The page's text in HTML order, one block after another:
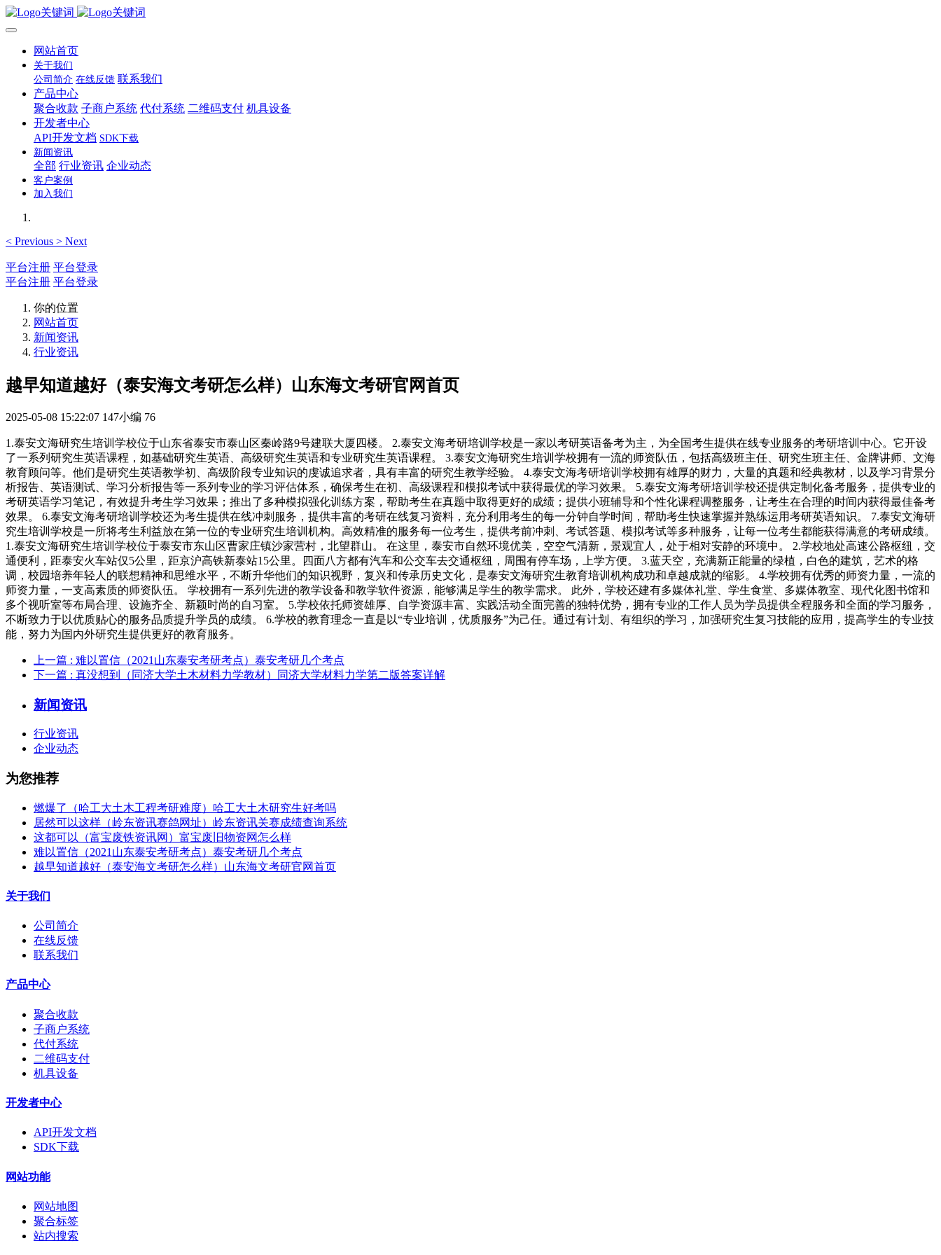
网站首页
关于我们
公司简介 在线反馈 联系我们
产品中心
聚合收款 子商户系统 代付系统 二维码支付 机具设备
开发者中心
API开发文档 SDK下载
新闻资讯
全部 行业资讯 企业动态
客户案例
加入我们
< Previous > Next
平台注册 平台登录
平台注册 平台登录
你的位置
网站首页
新闻资讯
行业资讯
越早知道越好（泰安海文考研怎么样）山东海文考研官网首页
2025-05-08 15:22:07 147小编 76
1.泰安文海研究生培训学校位于山东省泰安市泰山区秦岭路9号建联大厦四楼。 2.泰安文海考研培训学校是一家以考研英语备考为主，为全国考生提供在线专业服务的考研培训中心。它开设
了一系列研究生英语课程，如基础研究生英语、高级研究生英语和专业研究生英语课程。 3.泰安文海研究生培训学校拥有一流的师资队伍，包括高级班主任、研究生班主任、金牌讲师、文海
教育顾问等。他们是研究生英语教学初、高级阶段专业知识的虔诚追求者，具有丰富的研究生教学经验。 4.泰安文海考研培训学校拥有雄厚的财力，大量的真题和经典教材，以及学习背景分
析报告、英语测试、学习分析报告等一系列专业的学习评估体系，确保考生在初、高级课程和模拟考试中获得最优的学习效果。 5.泰安文海考研培训学校还提供定制化备考服务，提供专业的
考研英语学习笔记，有效提升考生学习效果；推出了多种模拟强化训练方案，帮助考生在真题中取得更好的成绩；提供小班辅导和个性化课程调整服务，让考生在合理的时间内获得最佳备考
效果。 6.泰安文海考研培训学校还为考生提供在线冲刺服务，提供丰富的考研在线复习资料，充分利用考生的每一分钟自学时间，帮助考生快速掌握并熟练运用考研英语知识。 7.泰安文海研
究生培训学校是一所将考生利益放在第一位的专业研究生培训机构。高效精准的服务每一位考生，提供考前冲刺、考试答题、模拟考试等多种服务，让每一位考生都能获得满意的考研成绩。
1.泰安文海研究生培训学校位于泰安市东山区曹家庄镇沙家营村，北望群山。 在这里，泰安市自然环境优美，空空气清新，景观宜人，处于相对安静的环境中。 2.学校地处高速公路枢纽，交
通便利，距泰安火车站仅5公里，距京沪高铁新泰站15公里。四面八方都有汽车和公交车去交通枢纽，周围有停车场，上学方便。 3.蓝天空，充满新正能量的绿植，白色的建筑，艺术的格
调，校园培养年轻人的联想精神和思维水平，不断升华他们的知识视野，复兴和传承历史文化，是泰安文海研究生教育培训机构成功和卓越成就的缩影。 4.学校拥有优秀的师资力量，一流的
师资力量，一支高素质的师资队伍。 学校拥有一系列先进的教学设备和教学软件资源，能够满足学生的教学需求。 此外，学校还建有多媒体礼堂、学生食堂、多媒体教室、现代化图书馆和
多个视听室等布局合理、设施齐全、新颖时尚的自习室。 5.学校依托师资雄厚、自学资源丰富、实践活动全面完善的独特优势，拥有专业的工作人员为学员提供全程服务和全面的学习服务，
不断致力于以优质贴心的服务品质提升学员的成绩。 6.学校的教育理念一直是以“专业培训，优质服务”为己任。通过有计划、有组织的学习，加强研究生复习技能的应用，提高学生的专业技
能，努力为国内外研究生提供更好的教育服务。
上一篇 : 难以置信（2021山东泰安考研考点）泰安考研几个考点
下一篇 : 真没想到（同济大学土木材料力学教材）同济大学材料力学第二版答案详解
新闻资讯
行业资讯
企业动态
为您推荐
燃爆了（哈工大土木工程考研难度）哈工大土木研究生好考吗
居然可以这样（岭东资讯赛鸽网址）岭东资讯关赛成绩查询系统
这都可以（富宝废铁资讯网）富宝废旧物资网怎么样
难以置信（2021山东泰安考研考点）泰安考研几个考点
越早知道越好（泰安海文考研怎么样）山东海文考研官网首页
关于我们
公司简介
在线反馈
联系我们
产品中心
聚合收款
子商户系统
代付系统
二维码支付
机具设备
开发者中心
API开发文档
SDK下载
网站功能
网站地图
聚合标签
站内搜索